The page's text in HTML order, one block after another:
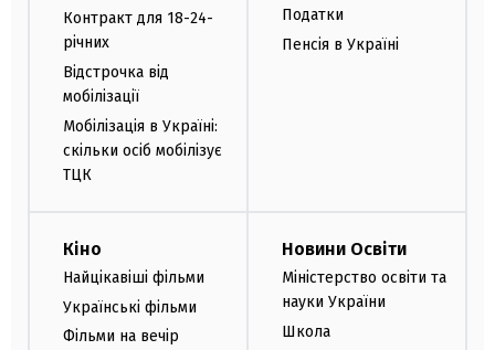
Контракт для 18-24-
річних
Відстрочка від
мобілізації
Мобілізація в Україні:
скільки осіб мобілізує
ТЦК
Податки
Пенсія в Україні
Кіно
Найцікавіші фільми
Українські фільми
Фільми на вечір
Новини Освіти
Міністерство освіти та
науки України
Школа